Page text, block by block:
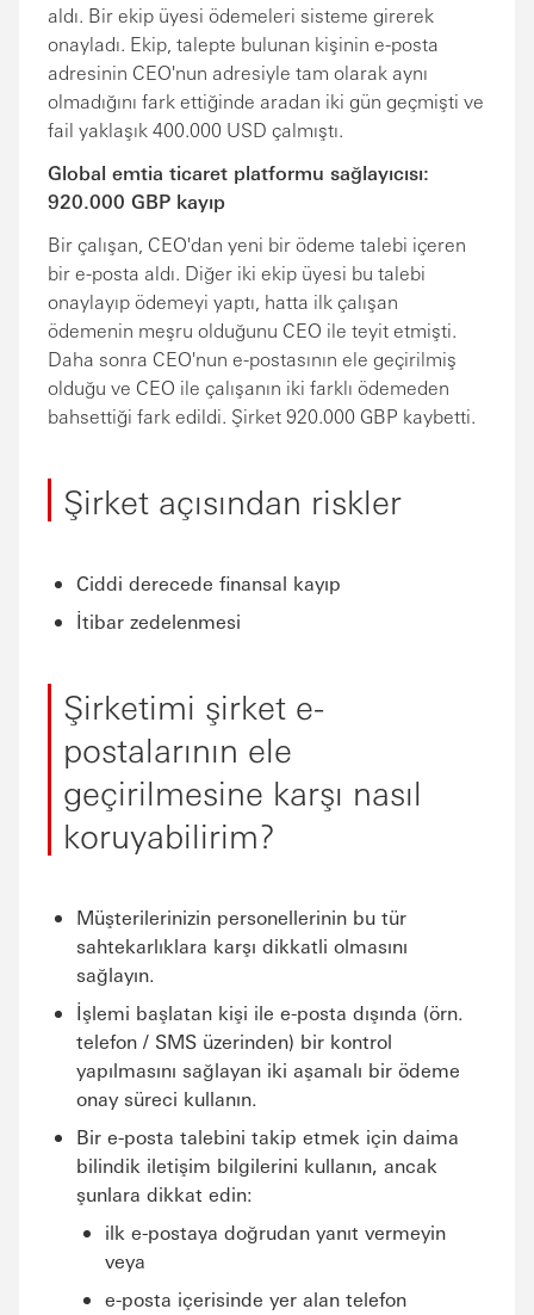
aldı. Bir ekip üyesi ödemeleri sisteme girerek
onayladı. Ekip, talepte bulunan kişinin e-posta
adresinin CEO'nun adresiyle tam olarak aynı
olmadığını fark ettiğinde aradan iki gün geçmişti ve
fail yaklaşık 400.000 USD çalmıştı.
Global emtia ticaret platformu sağlayıcısı:
920.000 GBP kayıp
Bir çalışan, CEO'dan yeni bir ödeme talebi içeren
bir e-posta aldı. Diğer iki ekip üyesi bu talebi
onaylayıp ödemeyi yaptı, hatta ilk çalışan
ödemenin meşru olduğunu CEO ile teyit etmişti.
Daha sonra CEO'nun e-postasının ele geçirilmiş
olduğu ve CEO ile çalışanın iki farklı ödemeden
bahsettiği fark edildi. Şirket 920.000 GBP kaybetti.
Şirket açısından riskler
Ciddi derecede finansal kayıp
İtibar zedelenmesi
Şirketimi şirket e-
postalarının ele
geçirilmesine karşı nasıl
koruyabilirim?
Müşterilerinizin personellerinin bu tür
sahtekarlıklara karşı dikkatli olmasını
sağlayın.
İşlemi başlatan kişi ile e-posta dışında (örn.
telefon / SMS üzerinden) bir kontrol
yapılmasını sağlayan iki aşamalı bir ödeme
onay süreci kullanın.
Bir e-posta talebini takip etmek için daima
bilindik iletişim bilgilerini kullanın, ancak
şunlara dikkat edin:
ilk e-postaya doğrudan yanıt vermeyin
veya
e-posta içerisinde yer alan telefon